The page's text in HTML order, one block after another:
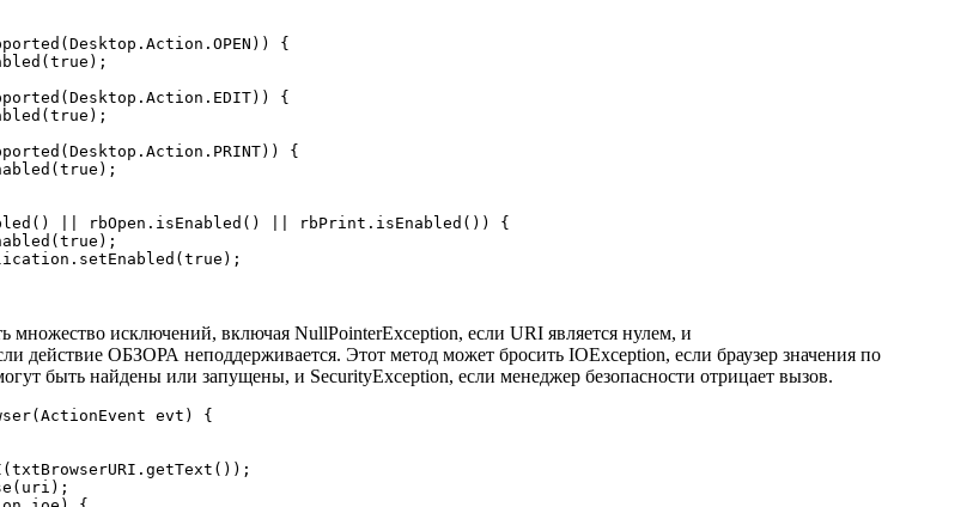
{
{
{
|| rbOpen.isEnabled() || rbPrint.isEnabled()) {
множество исключений, включая NullPointerException, если URI является нулем, и
действие ОБЗОРА неподдерживается. Этот метод может бросить IOException, если браузер значения по
быть найдены или запущены, и SecurityException, если менеджер безопасности отрицает вызов.
evt) {